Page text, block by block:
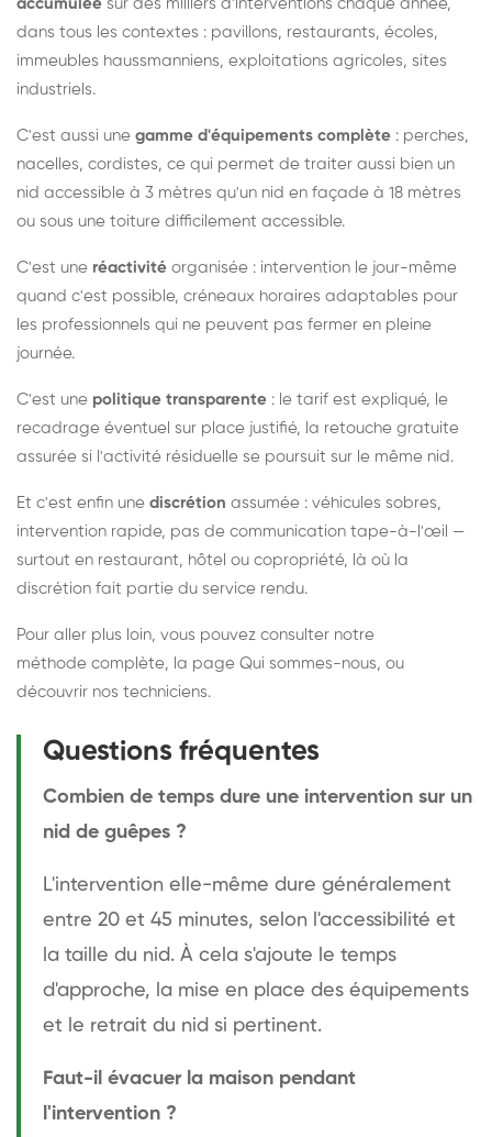
accumulée sur des milliers d'interventions chaque année,
dans tous les contextes : pavillons, restaurants, écoles,
immeubles haussmanniens, exploitations agricoles, sites
industriels.
C'est aussi une gamme d'équipements complète : perches,
nacelles, cordistes, ce qui permet de traiter aussi bien un
nid accessible à 3 mètres qu'un nid en façade à 18 mètres
ou sous une toiture difficilement accessible.
C'est une réactivité organisée : intervention le jour-même
quand c'est possible, créneaux horaires adaptables pour
les professionnels qui ne peuvent pas fermer en pleine
journée.
C'est une politique transparente : le tarif est expliqué, le
recadrage éventuel sur place justifié, la retouche gratuite
assurée si l'activité résiduelle se poursuit sur le même nid.
Et c'est enfin une discrétion assumée : véhicules sobres,
intervention rapide, pas de communication tape-à-l'œil —
surtout en restaurant, hôtel ou copropriété, là où la
discrétion fait partie du service rendu.
Pour aller plus loin, vous pouvez consulter notre
méthode complète, la page Qui sommes-nous, ou
découvrir nos techniciens.
Questions fréquentes
Combien de temps dure une intervention sur un
nid de guêpes ?
L'intervention elle-même dure généralement
entre 20 et 45 minutes, selon l'accessibilité et
la taille du nid. À cela s'ajoute le temps
d'approche, la mise en place des équipements
et le retrait du nid si pertinent.
Faut-il évacuer la maison pendant
l'intervention ?